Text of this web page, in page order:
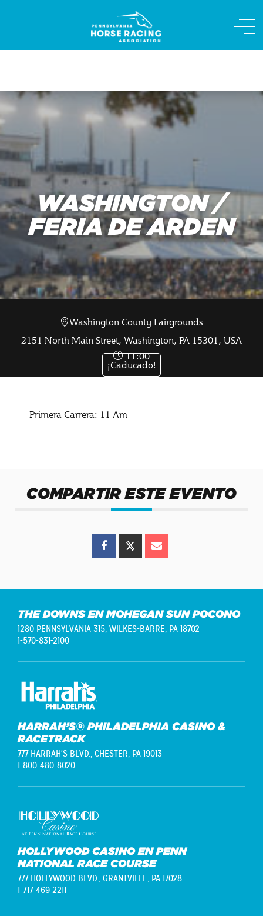
WASHINGTON /
FERIA DE ARDEN
Ago 14 2023
¡Caducado!
11:00
Washington County Fairgrounds
2151 North Main Street, Washington, PA 15301, USA
Primera Carrera: 11 Am
COMPARTIR ESTE EVENTO
THE DOWNS EN MOHEGAN SUN POCONO
1280 PENNSYLVANIA 315, WILKES-BARRE, PA 18702
1-570-831-2100
HARRAH’S® PHILADELPHIA CASINO &
RACETRACK
777 HARRAH'S BLVD., CHESTER, PA 19013
1-800-480-8020
HOLLYWOOD CASINO EN PENN
NATIONAL RACE COURSE
777 HOLLYWOOD BLVD., GRANTVILLE, PA 17028
1-717-469-2211